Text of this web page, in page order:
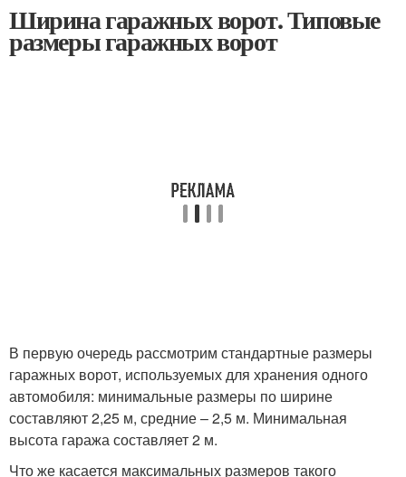
Ширина гаражных ворот. Типовые
размеры гаражных ворот
В первую очередь рассмотрим стандартные размеры
гаражных ворот, используемых для хранения одного
автомобиля: минимальные размеры по ширине
составляют 2,25 м, средние – 2,5 м. Минимальная
высота гаража составляет 2 м.
Что же касается максимальных размеров такого